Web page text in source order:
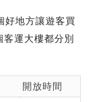
好地方讓遊客買
運大樓都分別
開放時間